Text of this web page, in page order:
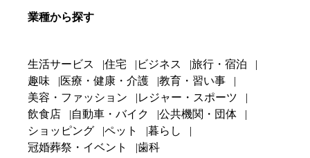
業種から探す
生活サービス 住宅 ビジネス
旅行・宿泊
趣味
医療・健康・介護
教育・習い事
美容・ファッション
レジャー・スポーツ
飲食店
自動車・バイク
公共機関・団体
ショッピング
ペット
暮らし
冠婚葬祭・イベント
歯科